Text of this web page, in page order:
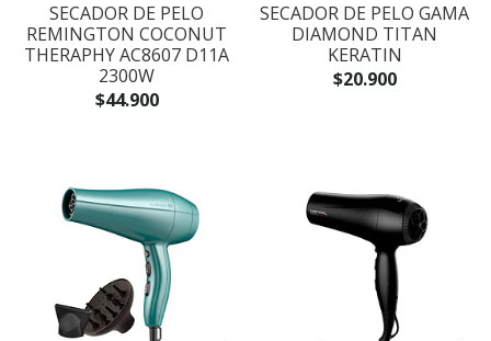
SECADOR DE PELO
REMINGTON COCONUT
THERAPHY AC8607 D11A
2300W
$44.900
SECADOR DE PELO GAMA
DIAMOND TITAN
KERATIN
$20.900